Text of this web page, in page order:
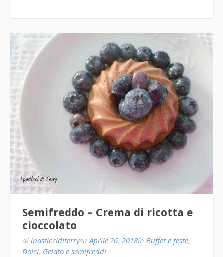
Semifreddo – Crema di ricotta e
cioccolato
di ipasticciditerrysuAprile 26, 2018in Buffet e feste,
Dolci, Gelato e semifreddi